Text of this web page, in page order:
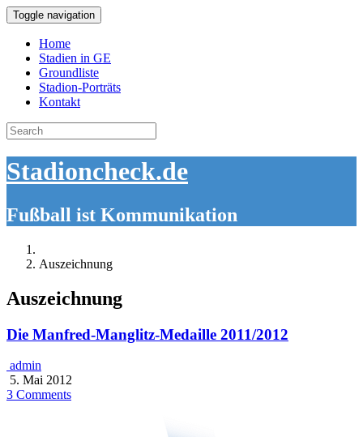
Toggle navigation
Home
Stadien in GE
Groundliste
Stadion-Porträts
Kontakt
Search
for:
Stadioncheck.de
Fußball ist Kommunikation
Auszeichnung
Auszeichnung
Die Manfred-Manglitz-Medaille 2011/2012
admin
5. Mai 2012
3 Comments